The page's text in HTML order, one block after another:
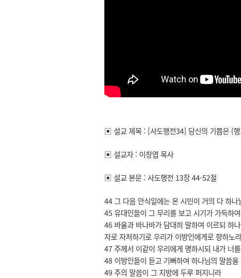
▣ 설교 제목 : [사도행전34] 당신의 기쁨은 (
▣ 설교자 : 이창엽 목사
▣ 설교 본문 : 사도행전 13장 44-52절
44 그 다음 안식일에는 온 시민이 거의 다 하
45 유대인들이 그 무리를 보고 시기가 가득하
46 바울과 바나바가 담대히 말하여 이르되 하
자로 자처하기로 우리가 이방인에게로 향하노라
47 주께서 이같이 우리에게 명하시되 내가 너
48 이방인들이 듣고 기뻐하여 하나님의 말씀
49 주의 말씀이 그 지방에 두루 퍼지니라